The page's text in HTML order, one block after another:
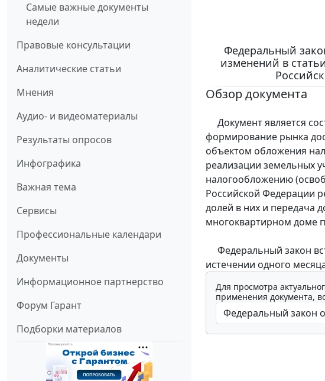
Самые важные документы
недели
Правовые консультации
Аналитические статьи
Мнения
Аудио- и видеоматериалы
Результаты опросов
Инфографика
Важная тема
Сервисы
Профессиональные календари
Документы
Информационное партнерство
Форум Гарант
Подборки материалов
Федеральный
изменений в
Обзор документа
Документ является
формирование рынка
объектом обложения
реализации земельных
налогообложению
Российской Федерации
долей в них и передача
многоквартирном доме
Федеральный закон
истечении одного
Для просмотра
применения документа,